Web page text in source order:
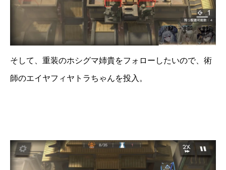
そして、重装のホシグマ姉貴をフォローしたいので、術
師のエイヤフィヤトラちゃんを投入。